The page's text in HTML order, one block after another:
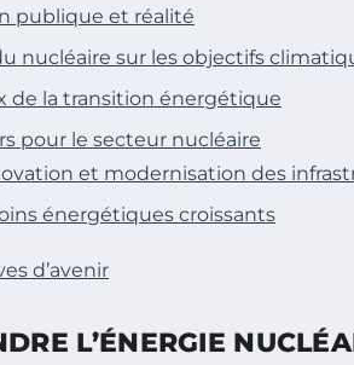
publique et réalité
nucléaire sur les objectifs
de la transition énergétique
pour le secteur nucléaire
et modernisation des
énergétiques croissants
d’avenir
L’ÉNERGIE